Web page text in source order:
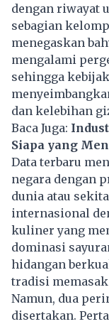
dengan riwayat
sebagian
menegaskan
mengalami
sehingga
dan kelebihan
Baca Juga:
Siapa yang
Data terbaru
negara dengan
dunia atau
internasional
kuliner yang
dominasi
hidangan
tradisi
Namun, dua
disertakan.